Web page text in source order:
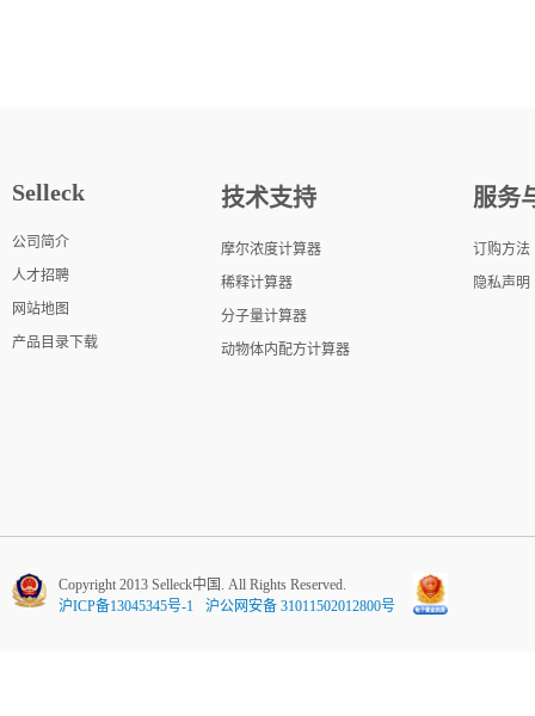
Selleck
公司简介
人才招聘
网站地图
产品目录下载
技术支持
摩尔浓度计算器
稀释计算器
分子量计算器
动物体内配方计算器
服务
订购方法
隐私声明
Copyright 2013 Selleck中国. All Rights Reserved.
沪ICP备13045345号-1
沪公网安备 31011502012800号